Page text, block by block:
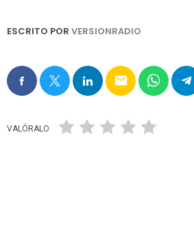
ESCRITO POR VERSIONRADIO
email
VALÓRALO